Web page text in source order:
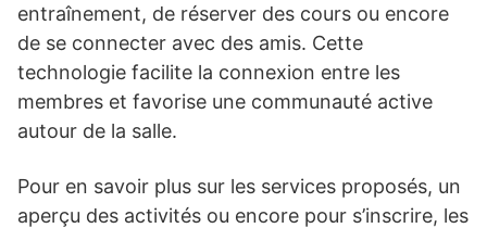
entraînement, de réserver des cours ou encore
de se connecter avec des amis. Cette
technologie facilite la connexion entre les
membres et favorise une communauté active
autour de la salle.
Pour en savoir plus sur les services proposés, un
aperçu des activités ou encore pour s’inscrire, les